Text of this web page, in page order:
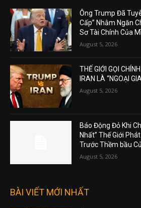
Ông Trump Đã
Cấp” Nhằm Ngăn
Sơ Tài Chính Của
August 5, 2026
THẾ GIỚI GỌI
IRAN LÀ “NGOẠI
August 5, 2026
Báo Động Đỏ Khi
Nhất” Thế Giới
Trước Thềm bầu
August 5, 2026
BÀI VIẾT MỚI NHẤT